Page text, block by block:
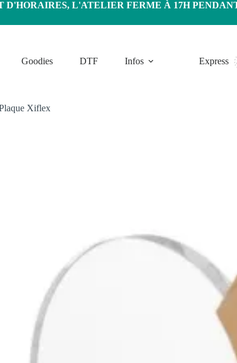
D'HORAIRES, L'ATELIER FERME À 17H
Goodies DTF Infos Express
Xiflex